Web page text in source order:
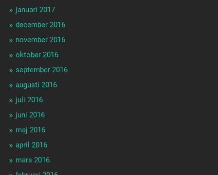
januari 2017
december 2016
november 2016
oktober 2016
september 2016
augusti 2016
juli 2016
juni 2016
maj 2016
april 2016
mars 2016